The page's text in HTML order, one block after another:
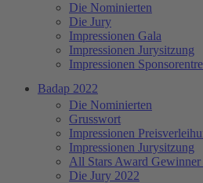
Die Nominierten
Die Jury
Impressionen Gala
Impressionen Jurysitzung
Impressionen
Badap 2022
Die Nominierten
Grusswort
Impressionen
Impressionen Jurysitzung
All Stars Award
Die Jury 2022